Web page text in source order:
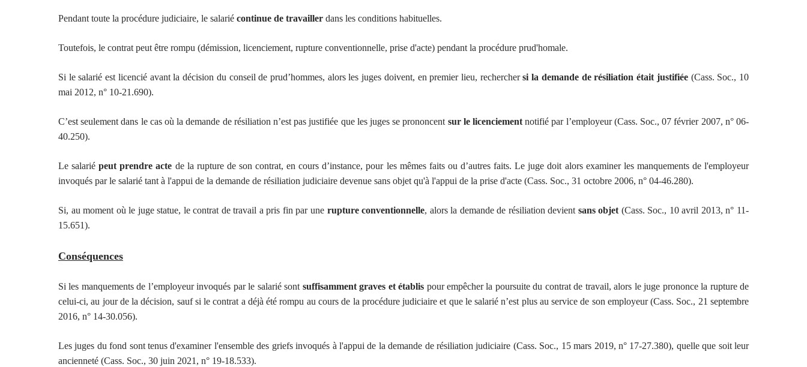
Pendant toute la procédure judiciaire, le salarié continue de travailler dans les conditions habituelles.
Toutefois, le contrat peut être rompu (démission, licenciement, rupture conventionnelle, prise d'acte) pendant la procédure prud'homale.
Si le salarié est licencié avant la décision du conseil de prud’hommes, alors les juges doivent, en premier lieu, recherchersi la demande de résiliation était justifiée(Cass. Soc., 10
mai 2012, n° 10-21.690).
C’est seulement dans le cas où la demande de résiliation n’est pas justifiée que les juges se prononcent sur le licenciement notifié par l’employeur (Cass. Soc., 07 février 2007, n° 06-
40.250).
Le salariépeut prendre acte de la rupture de son contrat, en cours d’instance, pour les mêmes faits ou d’autres faits. Le juge doit alors examiner les manquements de l'employeur
invoqués par le salarié tant à l'appui de la demande de résiliation judiciaire devenue sans objet qu'à l'appui de la prise d'acte (Cass. Soc., 31 octobre 2006, n° 04-46.280).
Si, au moment où le juge statue, le contrat de travail a pris fin par une rupture conventionnelle, alors la demande de résiliation devient sans objet (Cass. Soc., 10 avril 2013, n° 11-
15.651).
Conséquences
Si les manquements de l’employeur invoqués par le salarié sont suffisamment graves et établis pour empêcher la poursuite du contrat de travail, alors le juge prononce la rupture de
celui-ci, au jour de la décision, sauf si le contrat a déjà été rompu au cours de la procédure judiciaire et que le salarié n’est plus au service de son employeur (Cass. Soc., 21 septembre
2016, n° 14-30.056).
Les juges du fond sont tenus d'examiner l'ensemble des griefs invoqués à l'appui de la demande de résiliation judiciaire (Cass. Soc., 15 mars 2019, n° 17-27.380), quelle que soit leur
ancienneté (Cass. Soc., 30 juin 2021, n° 19-18.533).